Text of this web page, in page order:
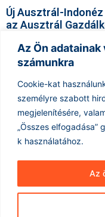
Az Ön
számunkra
Cookie-kat
személyre szabott
megjelenítésére,
„Összes
k használatához.
Az
Új Ausztrál-
az Ausztrál
Az ausztrál kormány
agrárágazatának
amely 250 000 tonna
Tovább olvasom »
« Előző 1